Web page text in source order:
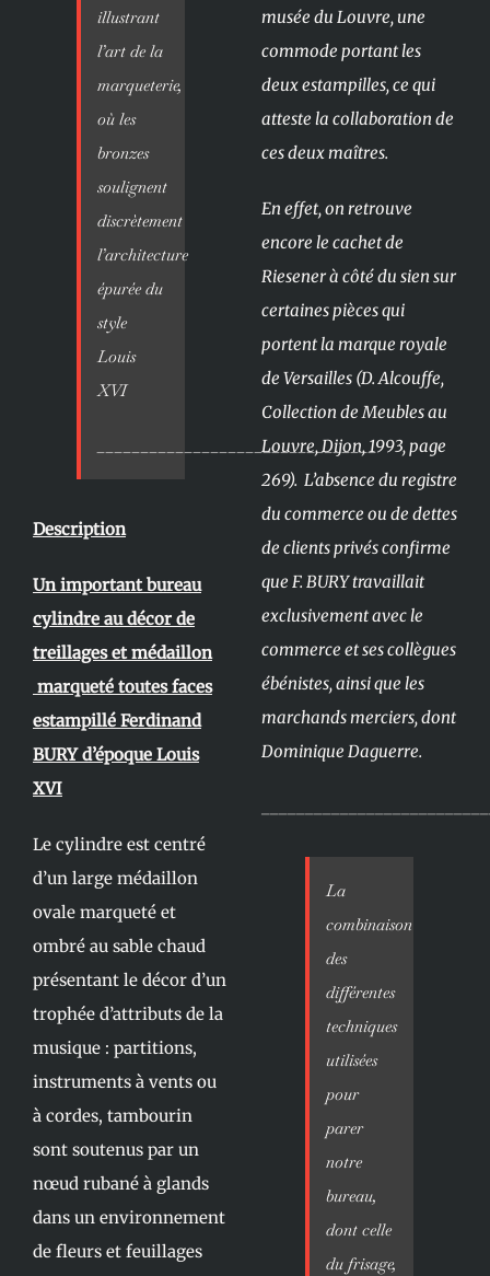
illustrant
l’art de la
marqueterie,
où les
bronzes
soulignent
discrètement
l’architecture
épurée du
style
Louis
XVI
________________________________
Description
Un important bureau
cylindre au décor de
treillages et médaillon
marqueté toutes faces
estampillé Ferdinand
BURY d’époque Louis
XVI
Le cylindre est centré
d’un large médaillon
ovale marqueté et
ombré au sable chaud
présentant le décor d’un
trophée d’attributs de la
musique : partitions,
instruments à vents ou
à cordes, tambourin
sont soutenus par un
nœud rubané à glands
dans un environnement
de fleurs et feuillages
musée du Louvre, une
commode portant les
deux estampilles, ce qui
atteste la collaboration de
ces deux maîtres.
En effet, on retrouve
encore le cachet de
Riesener à côté du sien sur
certaines pièces qui
portent la marque royale
de Versailles (D. Alcouffe,
Collection de Meubles au
Louvre, Dijon, 1993, page
269). L’absence du registre
du commerce ou de dettes
de clients privés confirme
que F. BURY travaillait
exclusivement avec le
commerce et ses collègues
ébénistes, ainsi que les
marchands merciers, dont
Dominique Daguerre.
La
combinaison
des
différentes
techniques
utilisées
pour
parer
notre
bureau,
dont celle
du frisage,